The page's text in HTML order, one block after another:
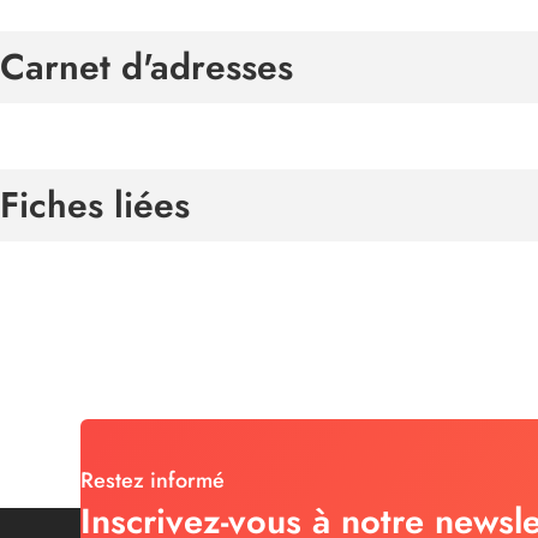
Carnet d'adresses
Fiches liées
Restez informé
Inscrivez-vous à notre